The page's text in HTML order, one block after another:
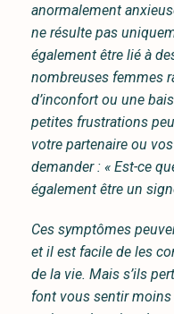
anormalement
ne résulte pas
également être lié à
nombreuses femmes
d’inconfort ou une
petites frustrations
votre partenaire ou
demander : « Est-ce
également être un
Ces symptômes
et il est facile de les
de la vie. Mais s’ils
font vous sentir